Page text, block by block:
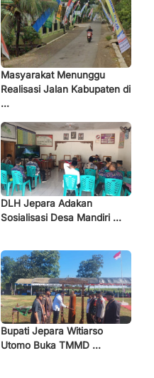
Masyarakat Menunggu
Realisasi Jalan Kabupaten di
...
DLH Jepara Adakan
Sosialisasi Desa Mandiri ...
Bupati Jepara Witiarso
Utomo Buka TMMD ...